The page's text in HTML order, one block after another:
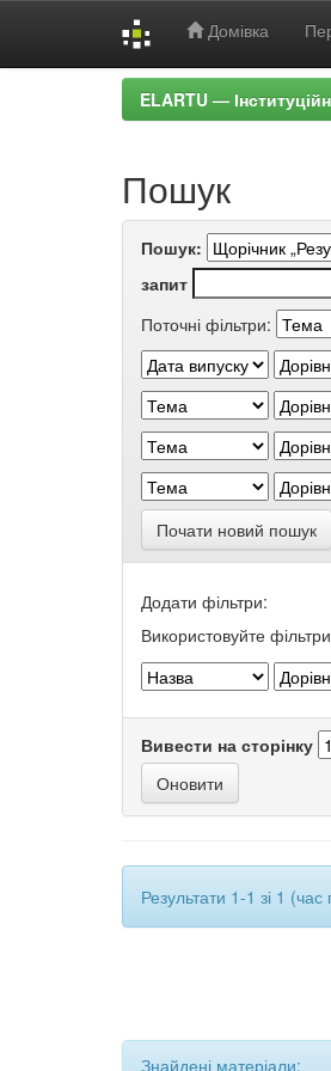
Домівка
ELARTU —
Пошук
Пошук:
запит
Поточні фільтри:
Почати новий пошук
Додати фільтри:
Використовуйте
Вивести на сторінку
Результати 1-1 зі 1
Знайдені матеріали: